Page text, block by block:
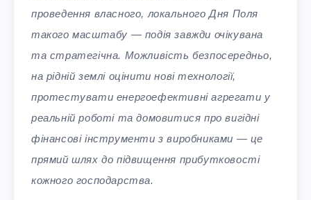
проведення власного, локального Дня Поля
такого масштабу — подія завжди очікувана
та стратегічна. Можливість безпосередньо,
на рідній землі оцінити нові технології,
протестувати енергоефективні агрегати у
реальній роботі та домовитися про вигідні
фінансові інструменти з виробниками — це
прямий шлях до підвищення прибутковості
кожного господарства.